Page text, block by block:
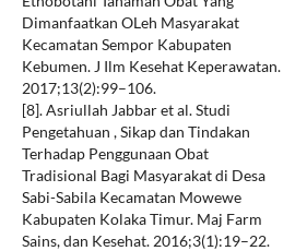
Dimanfaatkan OLeh Masyarakat
Kecamatan Sempor Kabupaten
Kebumen. J Ilm Kesehat Keperawatan.
2017;13(2):99–106.
[8]. Asriullah Jabbar et al. Studi
Pengetahuan , Sikap dan Tindakan
Terhadap Penggunaan Obat
Tradisional Bagi Masyarakat di Desa
Sabi-Sabila Kecamatan Mowewe
Kabupaten Kolaka Timur. Maj Farm
Sains, dan Kesehat. 2016;3(1):19–22.